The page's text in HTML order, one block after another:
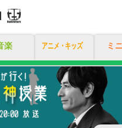
楽 アニメ・キッズ ミ